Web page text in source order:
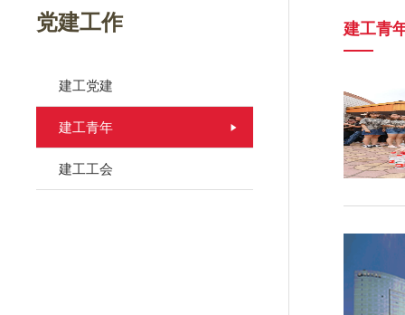
党建工作
建工党建
建工青年
建工工会
建工青